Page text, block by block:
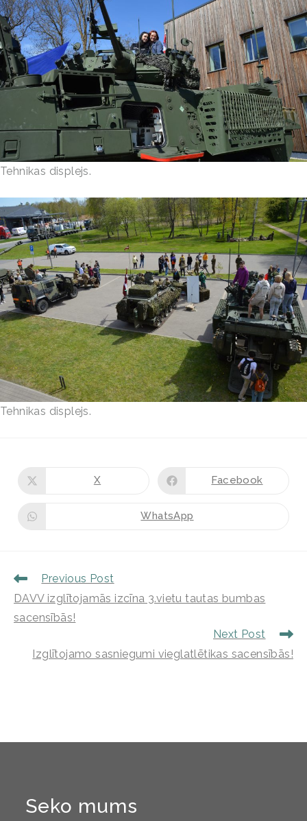
Tehnikas displejs.
Tehnikas displejs.
X Facebook
WhatsApp
Previous Post
DAVV izglītojamās izcīna 3.vietu tautas bumbas
sacensībās!
Next Post
Izglītojamo sasniegumi vieglatlētikas sacensībās!
Seko mums